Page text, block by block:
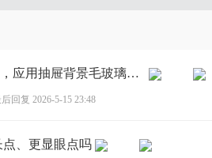
[BUG]更新Android 16后，应用抽屉背景毛玻璃效果概率性消失
回复 2026-5-15 23:48
、更显眼点吗